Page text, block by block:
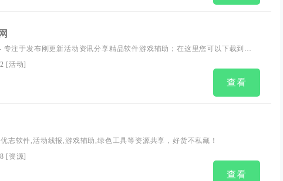
专注于发布刚更新活动资讯分享精品软件游戏辅助；在这里您可以下载到各
的软件，比如小刀娱乐网、活动线报(QQ活动.游戏游戏.现金活动等)、游戏
具、手机软件；本站还收集发布易语言相关资源(源码.模块.教程等)
[活动]
查看
志软件,活动线报,游戏辅助,绿色工具等资源共享，好货不私藏！
[资源]
查看